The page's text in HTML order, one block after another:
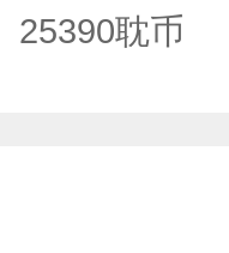
25390耽币